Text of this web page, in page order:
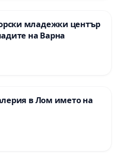
младежки център
на Варна
в Лом името на